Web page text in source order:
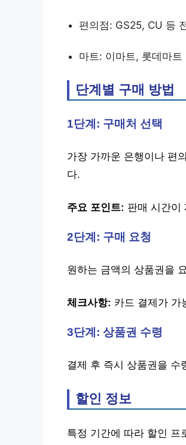
편의점: GS25, CU 등
마트: 이마트, 롯데마
단계별 구매 방법
1단계: 구매처 선택
가장 가까운 은행이나 편
다.
주요 포인트: 판매 시간이
2단계: 구매 요청
원하는 금액의 상품권을
체크사항: 카드 결제가 가
3단계: 상품권 수령
결제 후 즉시 상품권을 수
할인 정보
특정 기간에 따라 할인 프